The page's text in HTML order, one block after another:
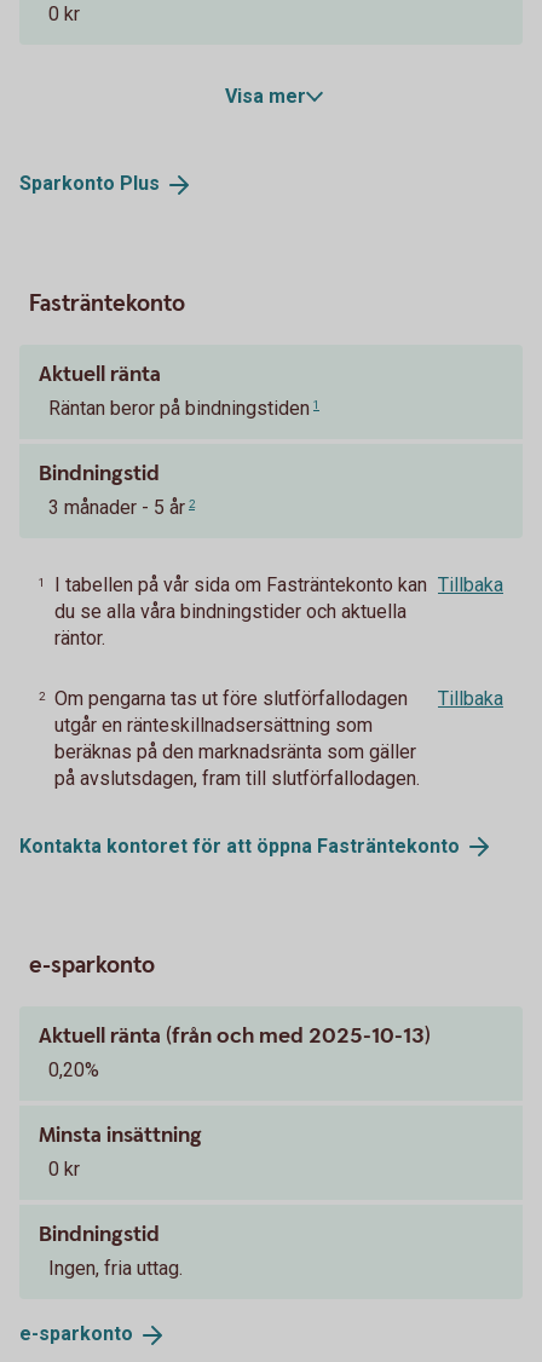
0 kr
Visa mer
Sparkonto Plus
Fasträntekonto
Aktuell ränta
Räntan beror på bindningstiden 1
Bindningstid
3 månader - 5 år 2
1
I tabellen på vår sida om Fasträntekonto kan
du se alla våra bindningstider och aktuella
räntor.
Tillbaka
2
Om pengarna tas ut före slutförfallodagen
utgår en ränteskillnadsersättning som
beräknas på den marknadsränta som gäller
på avslutsdagen, fram till slutförfallodagen.
Tillbaka
Kontakta kontoret för att öppna Fasträntekonto
e-sparkonto
Aktuell ränta (från och med 2025-10-13)
0,20%
Minsta insättning
0 kr
Bindningstid
Ingen, fria uttag.
e-sparkonto